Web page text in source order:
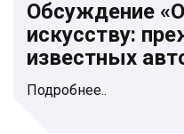
Обсуждение
искусству:
известных
Подробнее..